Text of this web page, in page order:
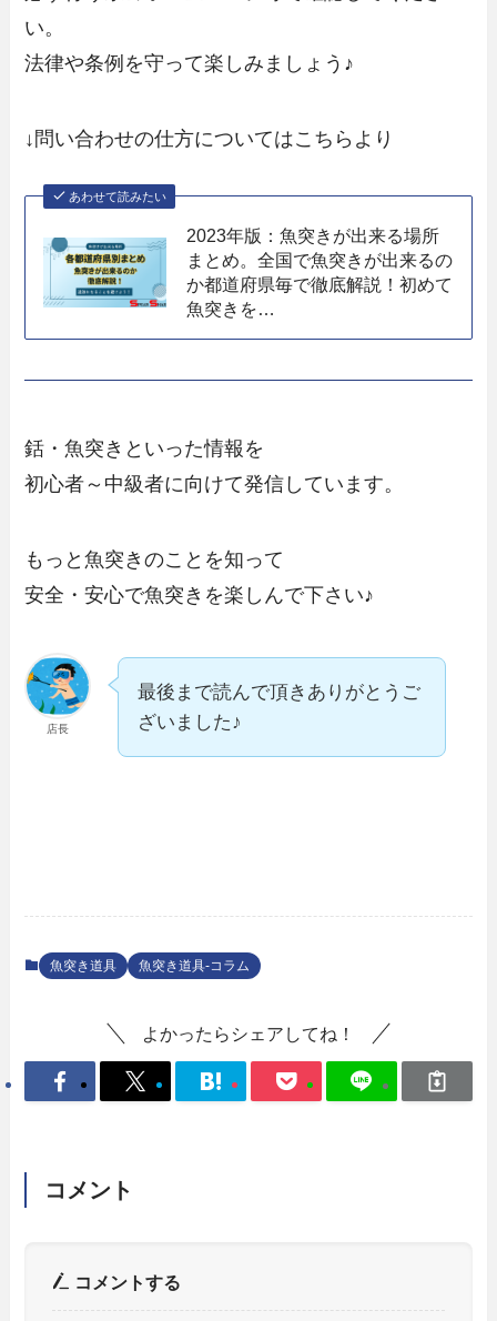
い。
法律や条例を守って楽しみましょう♪
↓問い合わせの仕方についてはこちらより
あわせて読みたい
2023年版：魚突きが出来る場所
まとめ。全国で魚突きが出来るの
か都道府県毎で徹底解説！初めて
魚突きを…
銛・魚突きといった情報を
初心者～中級者に向けて発信しています。
もっと魚突きのことを知って
安全・安心で魚突きを楽しんで下さい♪
店長
最後まで読んで頂きありがとうご
ざいました♪
魚突き道具 魚突き道具-コラム
よかったらシェアしてね！
コメント
コメントする